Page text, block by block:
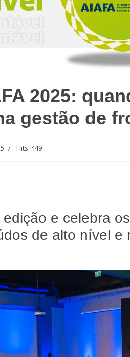
2025:
gestão de
Hits: 449
e celebra
de alto nível